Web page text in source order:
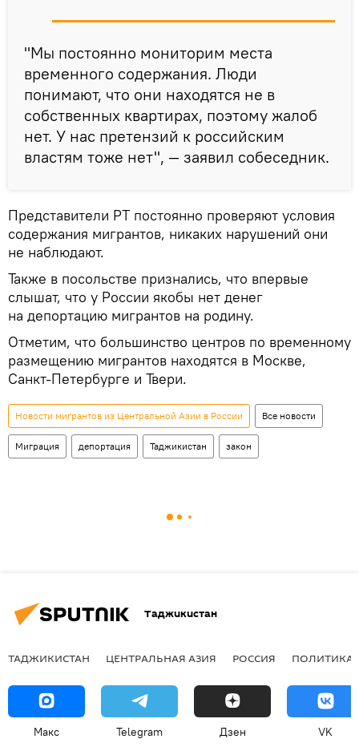
"Мы постоянно мониторим места
временного содержания. Люди
понимают, что они находятся не в
собственных квартирах, поэтому жалоб
нет. У нас претензий к российским
властям тоже нет", — заявил собеседник.
Представители РТ постоянно проверяют условия
содержания мигрантов, никаких нарушений они
не наблюдают.
Также в посольстве признались, что впервые
слышат, что у России якобы нет денег
на депортацию мигрантов на родину.
Отметим, что большинство центров по временному
размещению мигрантов находятся в Москве,
Санкт-Петербурге и Твери.
Новости мигрантов из Центральной Азии в России Все новости
Миграция депортация Таджикистан закон
Таджикистан
ТАДЖИКИСТАН ЦЕНТРАЛЬНАЯ АЗИЯ РОССИЯ ПОЛИТИКА
Макс Telegram Дзен VK